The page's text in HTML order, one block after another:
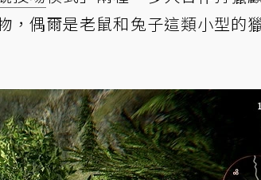
，偶爾是老鼠和兔子這類小型的